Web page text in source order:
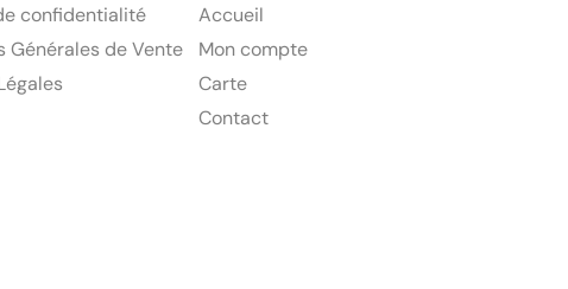
confidentialité
Générales de Vente
Accueil
Mon compte
Carte
Contact